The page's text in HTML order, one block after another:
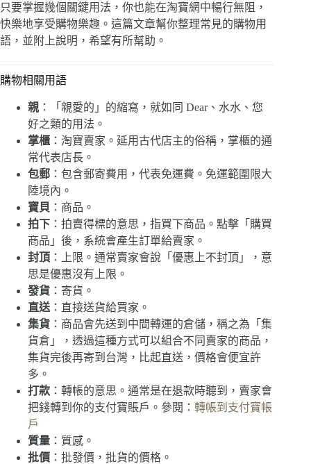
只要掌握幾個關鍵用法，你也能在淘寶網中暢行無阻，
快樂地享受購物樂趣。這篇文章幫你整理常見的購物用
語，並附上說明，希望有所幫助。
購物相關用語
親：「親愛的」的縮寫，就如同 Dear、水水、您
好之類的用法。
掌櫃 ：淘寶賣家。延用古代店主的俗稱，掌櫃的通
常代表店長。
包郵 ：包含郵寄費用，代表免運費。免運範圍限大
陸境內。
寶貝 ：商品。
拍下 ：拍賣得標的意思，指買下商品。點擊「購買
商品」後，系統會產生訂單給賣家。
封頂 ：上限。通常賣家會說「優惠上不封頂」，意
思是優惠沒有上限。
發貨 ：寄貨。
直送 ：直接送貨給買家。
集貨 ：商品會先送到中間轉運的倉儲，稱之為「集
貨倉」，透過這種方式可以組合不同賣家的商品，
集貨完後再寄到台灣，比起直送，價格會便宜許
多。
打款 ：轉帳的意思。通常是在退款時聽到，賣家會
把錢轉到你的支付寶賬戶。參閱： 轉帳到支付寶帳
戶
質量 ：質感。
批價 ：批發價，批貨的價格。